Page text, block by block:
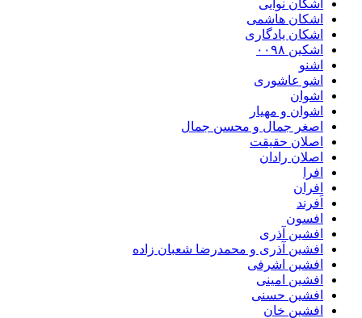
اشکان نوایی
اشکان هاشمی
اشکان یادگاری
اشکین ۰۰۹۸
اشنو
اشو عاشوری
اشوان
اشوان و مهیار
اصغر جمال و محسن جمال
اصلان حقیقت
اصلان رادان
افرا
افران
اَفرند
افسون
افشین آذری
افشین آذری و محمدرضا شعبان زاده
افشین اشرفی
افشین امینی
افشین حسنی
افشین خان